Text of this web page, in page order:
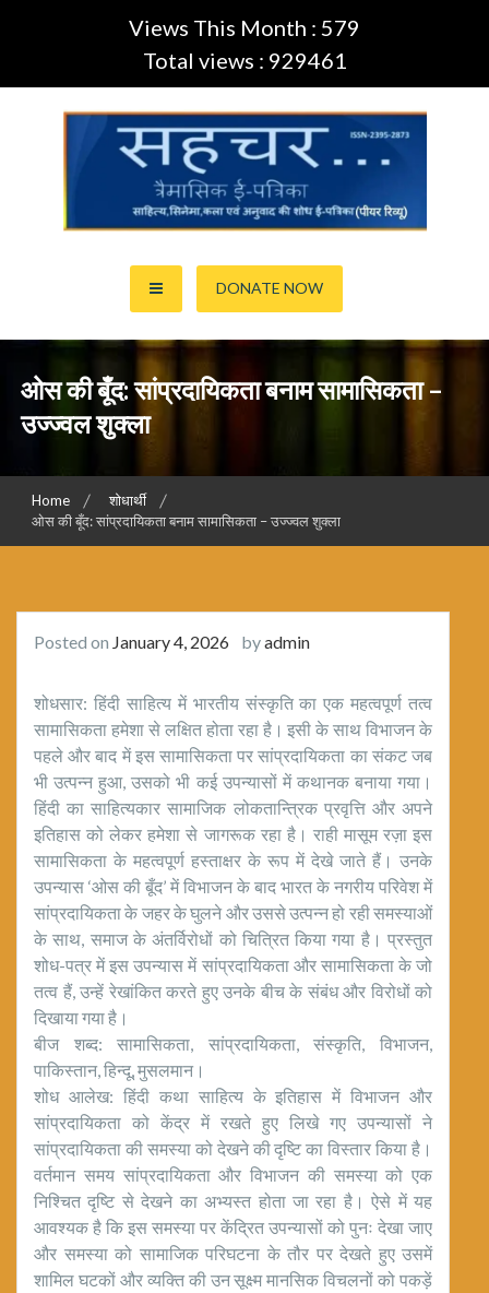
Views This Month : 579
Total views : 929461
सहचर ई-पत्रिका… (ISSN:2395-
2873)
DONATE NOW
ओस की बूँद: सांप्रदायिकता बनाम सामासिकता –
उज्ज्वल शुक्ला
Home
शोधार्थी
ओस की बूँद: सांप्रदायिकता बनाम सामासिकता – उज्ज्वल शुक्ला
Posted on January 4, 2026 byadmin
शोधसार: हिंदी साहित्य में भारतीय संस्कृति का एक महत्वपूर्ण तत्व
सामासिकता हमेशा से लक्षित होता रहा है। इसी के साथ विभाजन के
पहले और बाद में इस सामासिकता पर सांप्रदायिकता का संकट जब
भी उत्पन्न हुआ, उसको भी कई उपन्यासों में कथानक बनाया गया।
हिंदी का साहित्यकार सामाजिक लोकतान्त्रिक प्रवृत्ति और अपने
इतिहास को लेकर हमेशा से जागरूक रहा है। राही मासूम रज़ा इस
सामासिकता के महत्वपूर्ण हस्ताक्षर के रूप में देखे जाते हैं। उनके
उपन्यास ‘ओस की बूँद’ में विभाजन के बाद भारत के नगरीय परिवेश में
सांप्रदायिकता के जहर के घुलने और उससे उत्पन्न हो रही समस्याओं
के साथ, समाज के अंतर्विरोधों को चित्रित किया गया है। प्रस्तुत
शोध-पत्र में इस उपन्यास में सांप्रदायिकता और सामासिकता के जो
तत्व हैं, उन्हें रेखांकित करते हुए उनके बीच के संबंध और विरोधों को
दिखाया गया है।
बीज शब्द: सामासिकता, सांप्रदायिकता, संस्कृति, विभाजन,
पाकिस्तान, हिन्दू, मुसलमान।
शोध आलेख: हिंदी कथा साहित्य के इतिहास में विभाजन और
सांप्रदायिकता को केंद्र में रखते हुए लिखे गए उपन्यासों ने
सांप्रदायिकता की समस्या को देखने की दृष्टि का विस्तार किया है।
वर्तमान समय सांप्रदायिकता और विभाजन की समस्या को एक
निश्चित दृष्टि से देखने का अभ्यस्त होता जा रहा है। ऐसे में यह
आवश्यक है कि इस समस्या पर केंद्रित उपन्यासों को पुनः देखा जाए
और समस्या को सामाजिक परिघटना के तौर पर देखते हुए उसमें
शामिल घटकों और व्यक्ति की उन सूक्ष्म मानसिक विचलनों को पकड़ें